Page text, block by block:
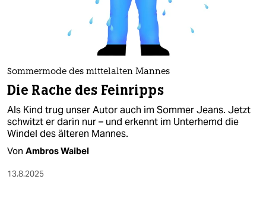
verlag
verlag
veranstaltungen
shop
fragen & hilfe
Sommermode des mittelalten Mannes
Die Rache des Feinripps
Als Kind trug unser Autor auch im Sommer Jeans. Jetzt
schwitzt er darin nur – und erkennt im Unterhemd die
Windel des älteren Mannes.
Von Ambros Waibel
13.8.2025